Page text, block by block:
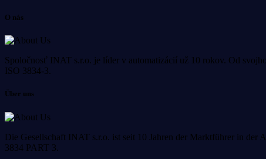
O nás
Spoločnosť INAT s.r.o. je líder v automatizácií už 10 rokov. Od
ISO 3834-3.
Über uns
Die Gesellschaft INAT s.r.o. ist seit 10 Jahren der Marktführer in der
3834 PART 3.